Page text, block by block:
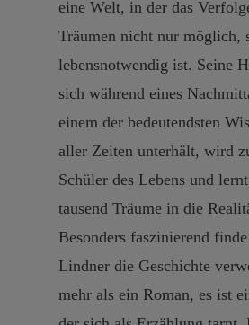
eine Welt, in der das
Träumen nicht nur möglich,
lebensnotwendig ist. Seine
sich während eines
einem der bedeutendsten
aller Zeiten unterhält, wird
Schüler des Lebens und
tausend Träume in die
Besonders faszinierend
Lindner die Geschichte
mehr als ein Roman, es ist